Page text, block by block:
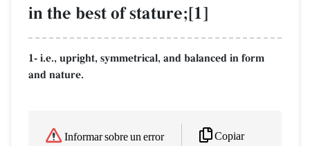
in the best of stature;[1]
1- i.e., upright, symmetrical, and balanced in form
and nature.
Informar sobre un error Copiar